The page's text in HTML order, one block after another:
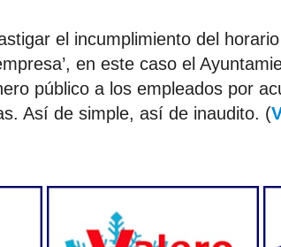
el incumplimiento del
en este caso el
público a los empleados por
Así de simple, así de inaudito. (